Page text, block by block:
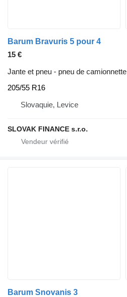
Barum Bravuris 5 pour 4
15 €
Jante et pneu - pneu de camionnette
205/55 R16
Slovaquie, Levice
SLOVAK FINANCE s.r.o.
Barum Snovanis 3